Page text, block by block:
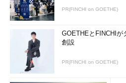
PR(FINCHI on GOETHE)
GOETHEとFINCHIが
創設
PR(FINCHI on GOETHE)